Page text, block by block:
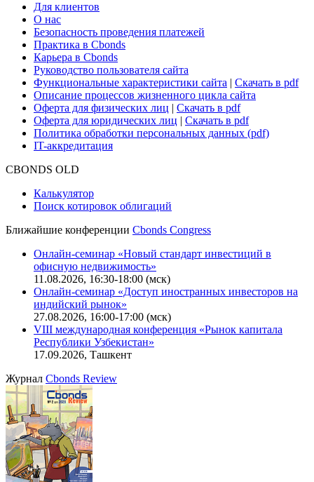
Для клиентов
О нас
Безопасность проведения платежей
Практика в Cbonds
Карьера в Cbonds
Руководство пользователя сайта
Функциональные характеристики сайта | Скачать в pdf
Описание процессов жизненного цикла сайта
Оферта для физических лиц | Скачать в pdf
Оферта для юридических лиц | Скачать в pdf
Политика обработки персональных данных (pdf)
IT-аккредитация
CBONDS OLD
Калькулятор
Поиск котировок облигаций
Ближайшие конференции Cbonds Congress
Онлайн-семинар «Новый стандарт инвестиций в
офисную недвижимость»
11.08.2026, 16:30-18:00 (мск)
Онлайн-семинар «Доступ иностранных инвесторов на
индийский рынок»
27.08.2026, 16:00-17:00 (мск)
VIII международная конференция «Рынок капитала
Республики Узбекистан»
17.09.2026, Ташкент
Журнал Cbonds Review